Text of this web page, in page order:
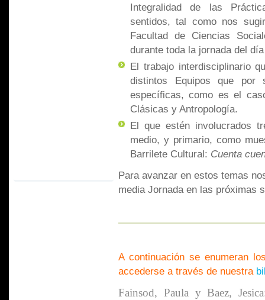
Integralidad de las
sentidos, tal como nos
Facultad de Ciencias
durante toda la jornada del
El trabajo interdisciplinario
distintos Equipos que por
específicas, como es el
Clásicas y Antropología.
El que estén involucrados
medio, y primario, como
Barrilete Cultural: Cuenta
Para avanzar en estos temas
media Jornada en las próximas
A continuación se enumeran
accederse a través de nuestra
Fainsod, Paula y Baez,